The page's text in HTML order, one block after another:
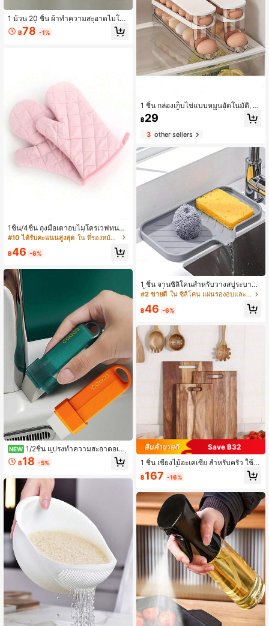
1 ม้วน 20 ชิ้น ผ้าทำความสะอาดไมโคร
ไฟเบอร์ที่ฉีกได้ ผ้าเช็ดจานที่ซักล้างได้
และใช้ซ้ำได้ ใช้ได้ทั้งแห้งและเปียก ดูด
฿78 -1%
1ชิ้น/4ชิ้น ถุงมือเตาอบไมโครเวฟทนคว
ามร้อน, เหมาะสำหรับเครื่องมือในครัวเ
รือน, หม้อนึ่ง, อุปกรณ์ป้องกันการอบ, อา
หารตะวันตก, โรงแรม, ร้านเบเกอรี่และ
#10 ได้รับคะแนนสูงสุด ใน ที่รองหม้อและถุงมือกันความร้อน
฿46 -6%
NEW 1/2ชิ้น แปรงทำความสะอาดอเนก
ประสงค์ - ใช้ซ้ำได้ ไม่ต้องใช้แบตเตอรี่
เหมาะสำหรับการทำความสะอาดเตาค
องอ่างล้างหน้าในห้องน้ำ ขจัดคราบหิน
ปูน สนิม และคราบกระจก/เครื่องมือทำ
ความสะอาด/แผ่นขัดและไม้ทำความส
ะอาด ตกแต่งสวนกลางแจ้ง พัดลม ตกแ
ต่งห้อง ของขวัญครู ตกแต่งงานแต่ง อุป
กรณ์วันหยุด เฟอร์นิเจอร์สวน สวน DIY
ตกแต่งห้องนอน ตกแต่งครัว สิ่งจำเป็นใ
นหอพัก ห้องเก็บของ สิ่งจำเป็นในการเดิ
นทาง อุปกรณ์งานปาร์ตี้ชายโสด อุปกร
ณ์โต๊ะ ตกแต่งบ้าน
฿18 -5%
1 ชิ้น กล่องเก็บไข่แบบหมุนอัตโนมัติ, ชั้
นวางไข่ 4 ชั้น ประหยัดพื้นที่, บรรจุไข่ไ
ด้ 28 ฟอง, ชั้นวางเก็บไข่พลาสติก เหมา
ะสำหรับตู้เย็น, เคาน์เตอร์, ตู้ครัว
฿29
3other sellers
1 ชิ้น จานซิลิโคนสำหรับวางสบู่ระบาย
น้ำได้ ที่วางสบู่ในลักษณะเว้าช่อง เฟอร์
ระบายน้ำ แผ่นรองซิลิโคนที่ระบายน้ำไ
น้ำ
#2 ขายดี ใน ซิลิโคน แผ่นรองอบและแผ่นรองอบจาน
฿46 -6%
Save ฿32
1 ชิ้น เขียงไม้อะเคเซีย สำหรับครัว ใช้
สำหรับหั่นเนื้อ ขนมปัง ผัก และผลไม้ - เ
ขียงชาร์คูเทอรี เขียงเสิร์ฟชีส เหมาะสำ
าสำหรับแคมปิ้ง สิ่งจำเป็นสำหรับครัวบ้
านสไตล์โมเดิร์นคันทรี
฿167 -16%